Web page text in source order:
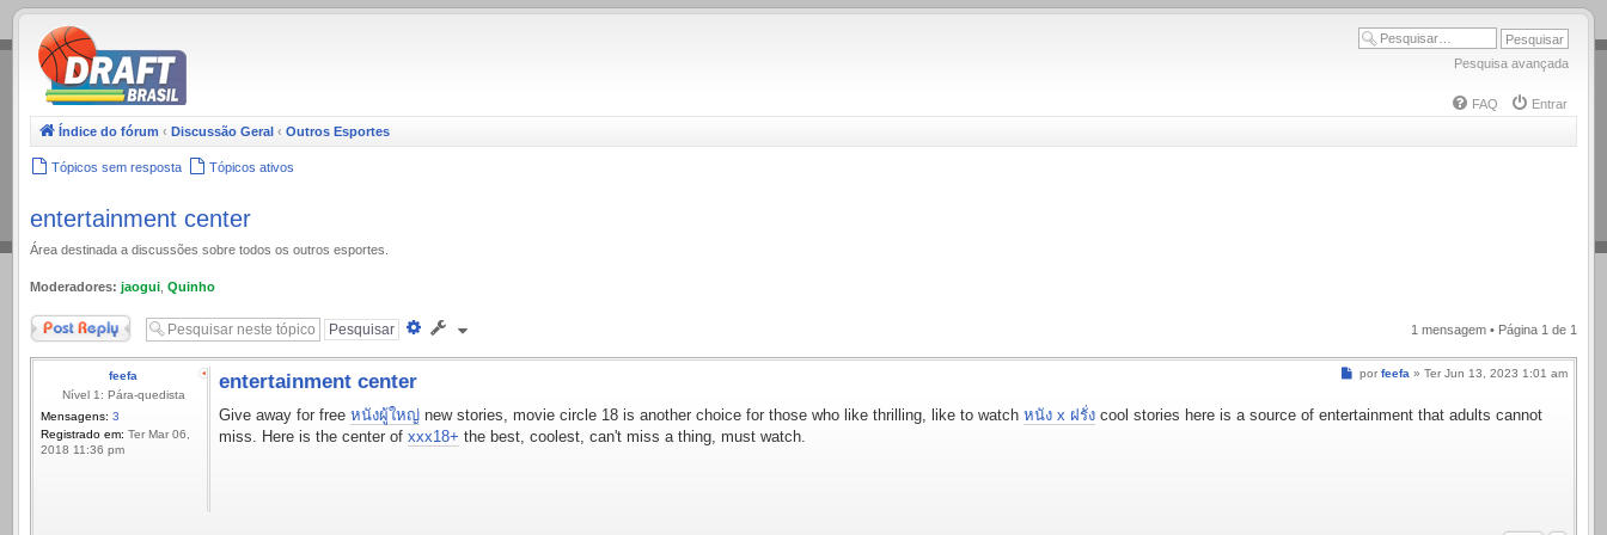
.
Pesquisa avançada
FAQ
Entrar
Índice do fórum ‹ Discussão Geral ‹ Outros Esportes
Tópicos sem resposta Tópicos ativos
entertainment center
Área destinada a discussões sobre todos os outros esportes.
Moderadores: jaogui Quinho
Responder
Pesquisa
1 mensagem • Página 1 de 1
feefa
Nível 1: Pára-quedista
Mensagens: 3
Registrado em: Ter Mar 06,
2018 11:36 pm
Mensagem
por feefa » Ter Jun 13, 2023 1:01 am
entertainment center
Give away for free หนังผู้ใหญ่ new stories, movie circle 18 is another choice for those who like thrilling, like to watch หนัง x ฝรั่ง cool stories here is a source of entertainment that adults cannot
miss. Here is the center of xxx18+ the best, coolest, can't miss a thing, must watch.